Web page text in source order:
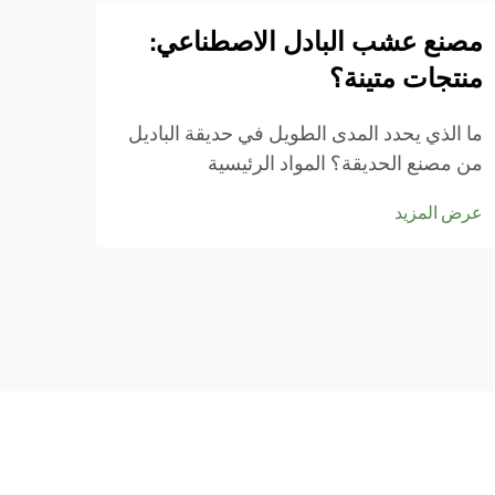
مصنع عشب البادل الاصطناعي:
منتجات متينة؟
ما الذي يحدد المدى الطويل في حديقة الباديل
من مصنع الحديقة؟ المواد الرئيسية
يجعل العشب الصلبة دائمة يبدأ بأعمال الألياف
عرض المزيد